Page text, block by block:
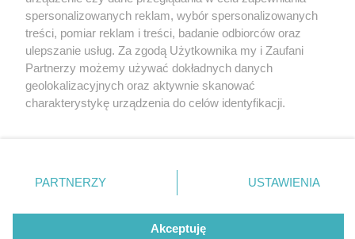
1 / 0
Nie zapomnij
zapoznać się z:
polityką prywatności regulamin korzystania z portali
Twojemiasto
Piekary Śląskie
Chorzów
Tarnowskie Góry
Gliwice
Skontakuj sięz nami
Kontakt
Wydawca
Redakcja
spersonalizowanych reklam, wybór spersonalizowanych
treści, pomiar reklam i treści, badanie odbiorców oraz
ulepszanie usług. Za zgodą Użytkownika my i Zaufani
Partnerzy możemy używać dokładnych danych
geolokalizacyjnych oraz aktywnie skanować
charakterystykę urządzenia do celów identyfikacji.
zmienić/wycofać klikając przycisk ustawień prywatności
znajdujący się w lewym dolnym rogu strony
rodzaje przetwarzania danych nie wymagają zgody
użytkownika, ale masz prawo sprzeciwić się takiemu
PARTNERZY USTAWIENIA
Akceptuję